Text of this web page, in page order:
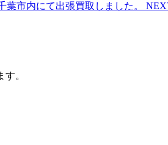
葉市内にて出張買取しました。
。